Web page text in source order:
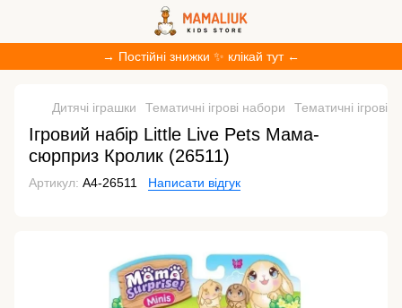
→ Постійні знижки ✨ клікай тут ←
Дитячі іграшки Тематичні ігрові набори Тематичні ігрові
Ігровий набір Little Live Pets Мама-
сюрприз Кролик (26511)
Артикул: A4-26511 Написати відгук